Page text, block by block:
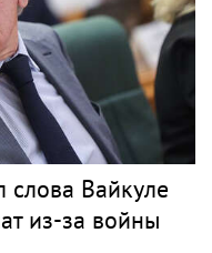
Вайкуле
из-за войны